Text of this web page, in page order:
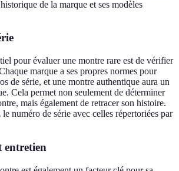
de la marque et ses modèles
pour évaluer une montre rare est de vérifier
marque a ses propres normes pour
de série, et une montre authentique aura un
Cela permet non seulement de déterminer
mais également de retracer son histoire.
numéro de série avec celles répertoriées par
entretien